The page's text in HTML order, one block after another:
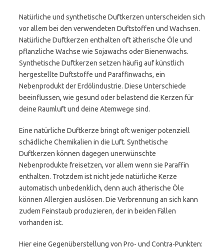
Natürliche und synthetische Duftkerzen unterscheiden sich
vor allem bei den verwendeten Duftstoffen und Wachsen.
Natürliche Duftkerzen enthalten oft ätherische Öle und
pflanzliche Wachse wie Sojawachs oder Bienenwachs.
Synthetische Duftkerzen setzen häufig auf künstlich
hergestellte Duftstoffe und Paraffinwachs, ein
Nebenprodukt der Erdölindustrie. Diese Unterschiede
beeinflussen, wie gesund oder belastend die Kerzen für
deine Raumluft und deine Atemwege sind.
Eine natürliche Duftkerze bringt oft weniger potenziell
schädliche Chemikalien in die Luft. Synthetische
Duftkerzen können dagegen unerwünschte
Nebenprodukte freisetzen, vor allem wenn sie Paraffin
enthalten. Trotzdem ist nicht jede natürliche Kerze
automatisch unbedenklich, denn auch ätherische Öle
können Allergien auslösen. Die Verbrennung an sich kann
zudem Feinstaub produzieren, der in beiden Fällen
vorhanden ist.
Hier eine Gegenüberstellung von Pro- und Contra-Punkten: